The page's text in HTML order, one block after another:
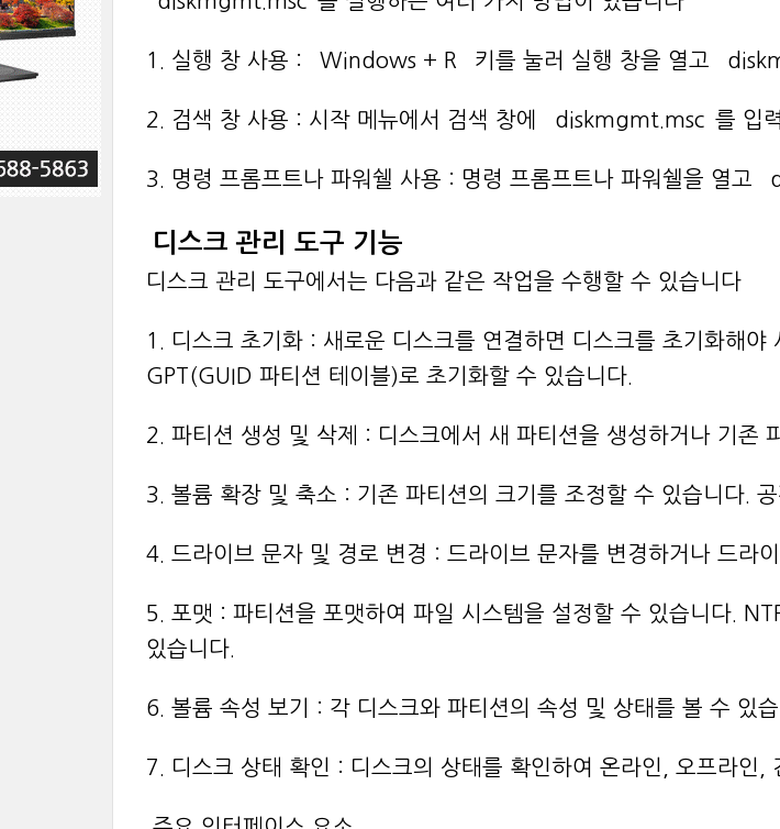
1. 실행 창 사용 : `Windows + R` 키를 눌러 실행 창을 열고
2. 검색 창 사용 : 시작 메뉴에서 검색 창에 `diskmgmt.msc`를 입
3. 명령 프롬프트나 파워쉘 사용 : 명령 프롬프트나 파워쉘을 열고
디스크 관리 도구 기능
디스크 관리 도구에서는 다음과 같은 작업을 수행할 수 있습니다
1. 디스크 초기화 : 새로운 디스크를 연결하면 디스크를 초기화해
GPT(GUID 파티션 테이블)로 초기화할 수 있습니다.
2. 파티션 생성 및 삭제 : 디스크에서 새 파티션을 생성하거나 기존
3. 볼륨 확장 및 축소 : 기존 파티션의 크기를 조정할 수 있습니다.
4. 드라이브 문자 및 경로 변경 : 드라이브 문자를 변경하거나 드라
5. 포맷 : 파티션을 포맷하여 파일 시스템을 설정할 수 있습니다.
있습니다.
6. 볼륨 속성 보기 : 각 디스크와 파티션의 속성 및 상태를 볼 수 있습
7. 디스크 상태 확인 : 디스크의 상태를 확인하여 온라인, 오프라인,